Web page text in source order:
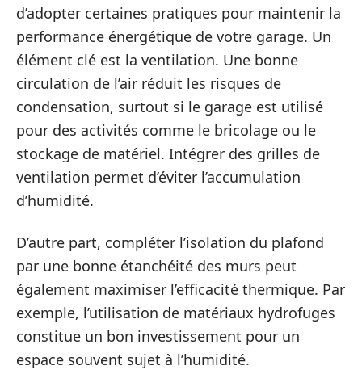
d’adopter certaines pratiques pour maintenir la
performance énergétique de votre garage. Un
élément clé est la ventilation. Une bonne
circulation de l’air réduit les risques de
condensation, surtout si le garage est utilisé
pour des activités comme le bricolage ou le
stockage de matériel. Intégrer des grilles de
ventilation permet d’éviter l’accumulation
d’humidité.
D’autre part, compléter l’isolation du plafond
par une bonne étanchéité des murs peut
également maximiser l’efficacité thermique. Par
exemple, l’utilisation de matériaux hydrofuges
constitue un bon investissement pour un
espace souvent sujet à l’humidité.